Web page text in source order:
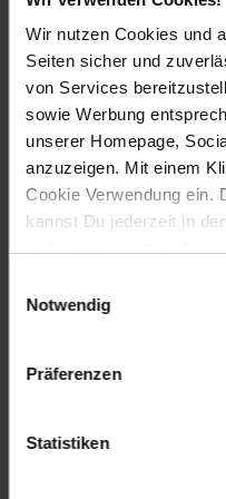
Wir nutzen Cookies und
Seiten sicher und
von Services
sowie Werbung
unserer Homepage,
anzuzeigen. Mit einem
Cookie Verwendung ein.
kannst Du jederzeit in den
Notwendig
Präferenzen
Statistiken
Herstellerinformationen
Fußzeile
Weitere Online-
Netto Reisen